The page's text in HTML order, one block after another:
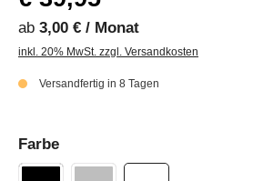
ab 3,00 € / Monat
inkl. 20% MwSt. zzgl. Versandkosten
Versandfertig in 8 Tagen
Farbe